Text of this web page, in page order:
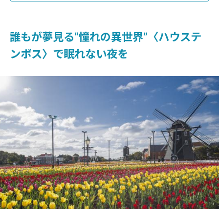
誰もが夢見る“憧れの異世界”〈ハウステ
ンボス〉で眠れない夜を